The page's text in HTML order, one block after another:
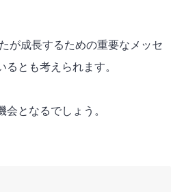
が成長するための重要なメッセ
とも考えられます。
会となるでしょう。